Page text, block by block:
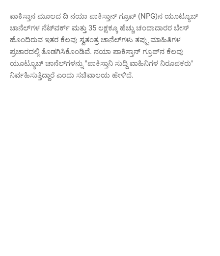
ಪಾಕಿಸ್ತಾನ ಮೂಲದ ದಿ ನಯಾ ಪಾಕಿಸ್ತಾನ್ ಗ್ರೂಪ್ (NPG)ನ ಯೂಟ್ಯೂಬ್
ಚಾನೆಲ್‌ಗಳ ನೆಟ್‌ವರ್ಕ್ ಮತ್ತು 35 ಲಕ್ಷಕ್ಕೂ ಹೆಚ್ಚು ಚಂದಾದಾರರ ಬೇಸ್
ಹೊಂದಿರುವ ಇತರ ಕೆಲವು ಸ್ವತಂತ್ರ ಚಾನೆಲ್‌ಗಳು ತಪ್ಪು ಮಾಹಿತಿಗಳ
ಪ್ರಚಾರದಲ್ಲಿ ತೊಡಗಿಸಿಕೊಂಡಿವೆ. ನಯಾ ಪಾಕಿಸ್ತಾನ್ ಗ್ರೂಪ್‌ನ ಕೆಲವು
ಯೂಟ್ಯೂಬ್ ಚಾನೆಲ್‌ಗಳನ್ನು "ಪಾಕಿಸ್ತಾನಿ ಸುದ್ದಿ ವಾಹಿನಿಗಳ ನಿರೂಪಕರು"
ನಿರ್ವಹಿಸುತ್ತಿದ್ದಾರೆ ಎಂದು ಸಚಿವಾಲಯ ಹೇಳಿದೆ.